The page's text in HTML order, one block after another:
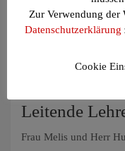
Leni Lohmöller (8a)
Silja Meyer (Q1)
Marie Sieber (EF)
Leitende
Frau Melis und Herr
Zur Verwendung der
Datenschutzerklärung
Cookie